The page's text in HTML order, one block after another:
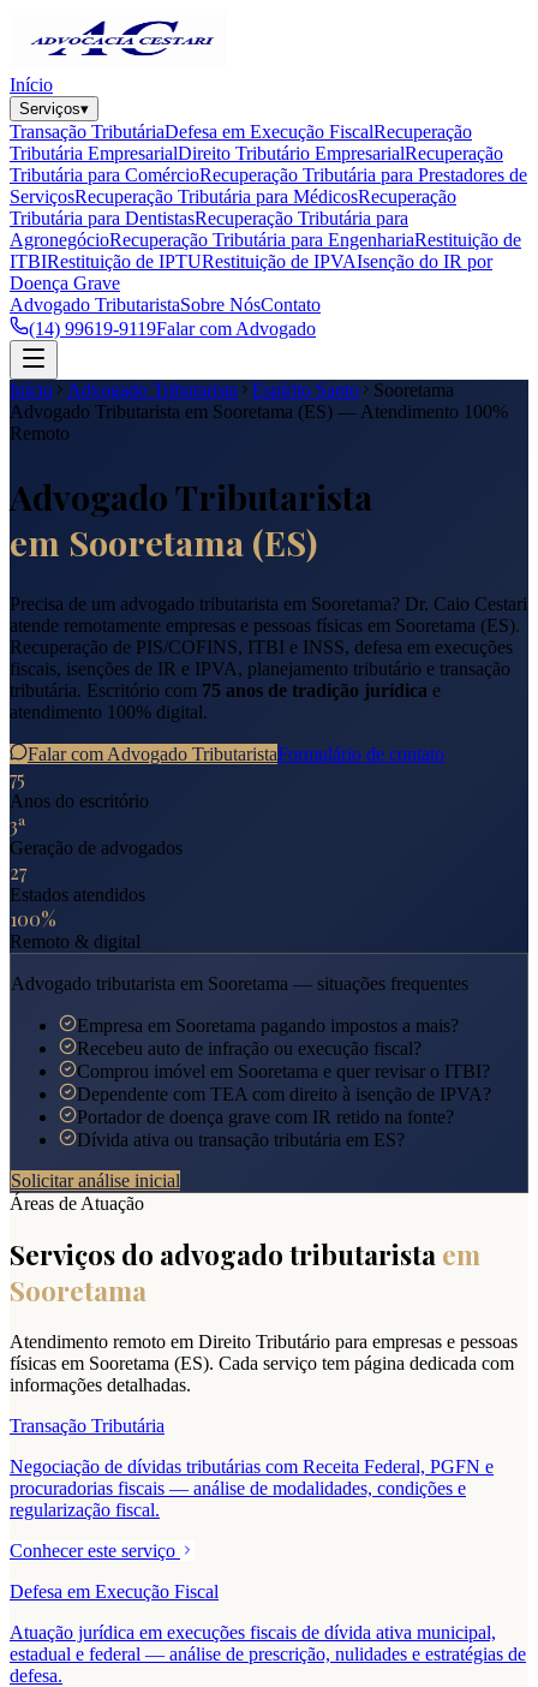
Início
Serviços▾
Transação TributáriaDefesa em Execução FiscalRecuperação
Tributária EmpresarialDireito Tributário EmpresarialRecuperação
Tributária para ComércioRecuperação Tributária para Prestadores de
ServiçosRecuperação Tributária para MédicosRecuperação
Tributária para DentistasRecuperação Tributária para
AgronegócioRecuperação Tributária para EngenhariaRestituição de
ITBIRestituição de IPTURestituição de IPVAIsenção do IR por
Doença Grave
Advogado TributaristaSobre NósContato
(14) 99619-9119Falar com Advogado
Início Advogado Tributarista Espírito Santo
Sooretama
Advogado Tributarista em Sooretama (ES) — Atendimento 100%
Remoto
Advogado Tributarista
em Sooretama (ES)
Precisa de um advogado tributarista em Sooretama? Dr. Caio Cestari
atende remotamente empresas e pessoas físicas em Sooretama (ES).
Recuperação de PIS/COFINS, ITBI e INSS, defesa em execuções
fiscais, isenções de IR e IPVA, planejamento tributário e transação
tributária. Escritório com 75 anos de tradição jurídica e
atendimento 100% digital.
Falar com Advogado TributaristaFormulário de contato
75
Anos do escritório
3ª
Geração de advogados
27
Estados atendidos
100%
Remoto & digital
Advogado tributarista em Sooretama — situações frequentes
Empresa em Sooretama pagando impostos a mais?
Recebeu auto de infração ou execução fiscal?
Comprou imóvel em Sooretama e quer revisar o ITBI?
Dependente com TEA com direito à isenção de IPVA?
Portador de doença grave com IR retido na fonte?
Dívida ativa ou transação tributária em ES?
Solicitar análise inicial
Áreas de Atuação
Serviços do advogado tributarista em
Sooretama
Atendimento remoto em Direito Tributário para empresas e pessoas
físicas em Sooretama (ES). Cada serviço tem página dedicada com
informações detalhadas.
Transação Tributária
Negociação de dívidas tributárias com Receita Federal, PGFN e
procuradorias fiscais — análise de modalidades, condições e
regularização fiscal.
Conhecer este serviço
Defesa em Execução Fiscal
Atuação jurídica em execuções fiscais de dívida ativa municipal,
estadual e federal — análise de prescrição, nulidades e estratégias de
defesa.